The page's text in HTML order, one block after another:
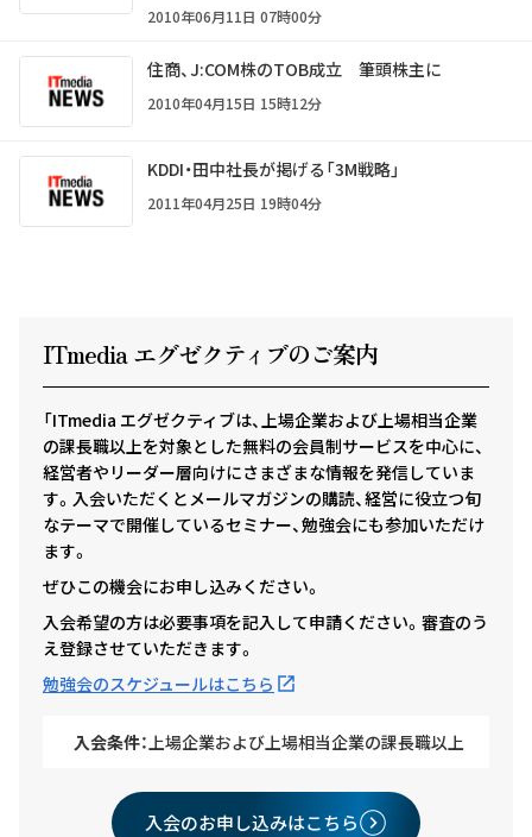
2010年06月11日 07時00分
住商、J:COM株のTOB成立 筆頭株主に
2010年04月15日 15時12分
KDDI・田中社長が掲げる「3M戦略」
2011年04月25日 19時04分
ITmedia エグゼクティ ブのご案内
「ITmedia エグゼクティブは、上場企業および上場相当企業
の課長職以上を対象とした無料の会員制サービスを中心に、
経営者やリーダー層向けにさまざまな情報を発信していま
す。入会いただくとメールマガジンの購読、経営に役立つ旬
なテーマで開催しているセミナー、勉強会にも参加いただけ
ます。
ぜひこの機会にお申し込みください。
入会希望の方は必要事項を記入して申請ください。審査のう
え登録させていただきます。
勉強会のスケジュールはこちら
入会条件： 上場企業および上場相当企業の課長職以上
入会のお申し込みはこちら